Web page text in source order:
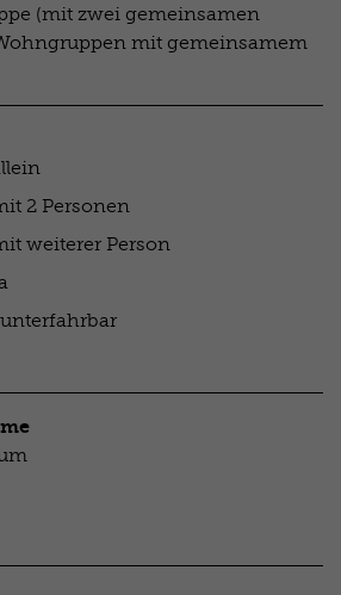
(mit zwei gemeinsamen
mit gemeinsamem
2 Personen
weiterer Person